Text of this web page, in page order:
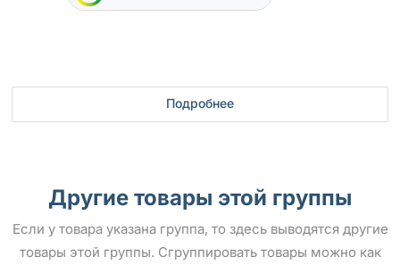
Подробнее
Другие товары этой группы
Если у товара указана группа, то здесь выводятся другие
товары этой группы. Сгруппировать товары можно как